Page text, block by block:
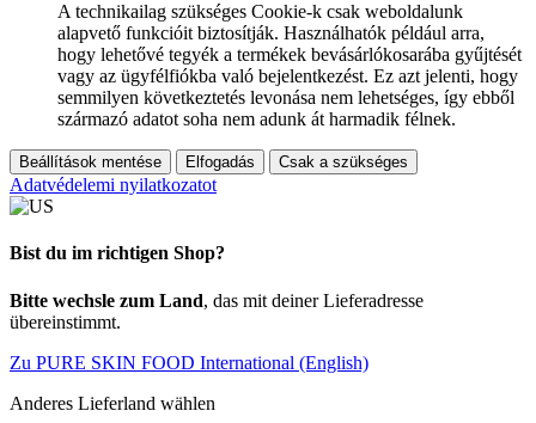
A technikailag szükséges Cookie-k csak weboldalunk
alapvető funkcióit biztosítják. Használhatók például arra,
hogy lehetővé tegyék a termékek bevásárlókosarába gyűjtését
vagy az ügyfélfiókba való bejelentkezést. Ez azt jelenti, hogy
semmilyen következtetés levonása nem lehetséges, így ebből
származó adatot soha nem adunk át harmadik félnek.
Beállítások mentése Elfogadás Csak a szükséges
Adatvédelemi nyilatkozatot
Bist du im richtigen Shop?
Bitte wechsle zum Land, das mit deiner Lieferadresse
übereinstimmt.
Zu PURE SKIN FOOD International (English)
Anderes Lieferland wählen